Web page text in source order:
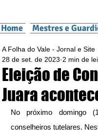
Home Mestres e
Eleição de
Juara
A Folha do Vale - Jornal e Site
28 de set. de 2023 2 min de
No próximo domingo
conselheiros tutelares.